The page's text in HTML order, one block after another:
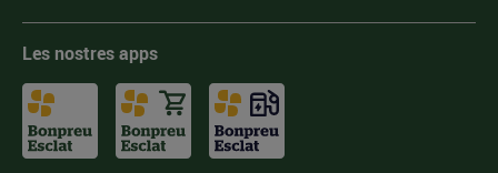
Les nostres apps